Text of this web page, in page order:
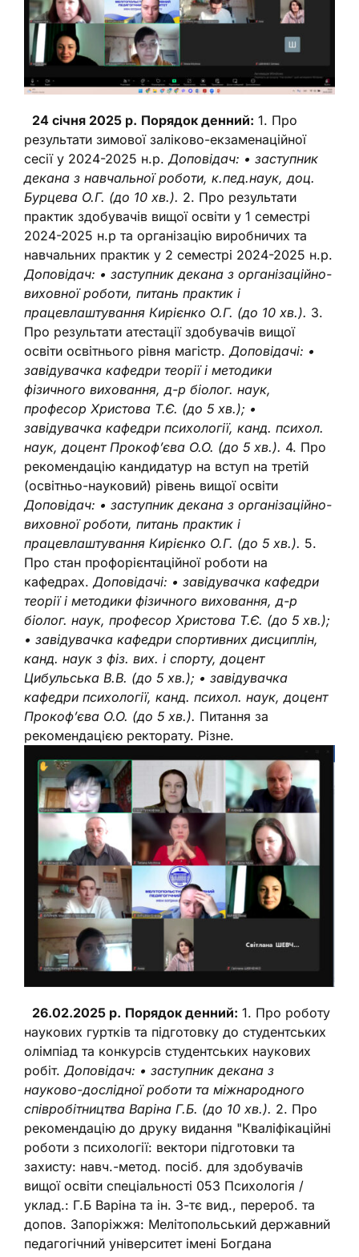
24 січня 2025 р. Порядок денний: 1. Про
результати зимової заліково-екзаменаційної
сесії у 2024-2025 н.р. Доповідач: • заступник
декана з навчальної роботи, к.пед.наук, доц.
Бурцева О.Г. (до 10 хв.). 2. Про результати
практик здобувачів вищої освіти у 1 семестрі
2024-2025 н.р та організацію виробничих та
навчальних практик у 2 семестрі 2024-2025 н.р.
Доповідач: • заступник декана з організаційно-
виховної роботи, питань практик і
працевлаштування Кирієнко О.Г. (до 10 хв.). 3.
Про результати атестації здобувачів вищої
освіти освітнього рівня магістр. Доповідачі: •
завідувачка кафедри теорії і методики
фізичного виховання, д-р біолог. наук,
професор Христова Т.Є. (до 5 хв.); •
завідувачка кафедри психології, канд. психол.
наук, доцент Прокоф’єва О.О. (до 5 хв.). 4. Про
рекомендацію кандидатур на вступ на третій
(освітньо-науковий) рівень вищої освіти
Доповідач: • заступник декана з організаційно-
виховної роботи, питань практик і
працевлаштування Кирієнко О.Г. (до 5 хв.). 5.
Про стан профорієнтаційної роботи на
кафедрах. Доповідачі: • завідувачка кафедри
теорії і методики фізичного виховання, д-р
біолог. наук, професор Христова Т.Є. (до 5 хв.);
• завідувачка кафедри спортивних дисциплін,
канд. наук з фіз. вих. і спорту, доцент
Цибульська В.В. (до 5 хв.); • завідувачка
кафедри психології, канд. психол. наук, доцент
Прокоф’єва О.О. (до 5 хв.). Питання за
рекомендацією ректорату. Різне.
26.02.2025 р. Порядок денний: 1. Про роботу
наукових гуртків та підготовку до студентських
олімпіад та конкурсів студентських наукових
робіт. Доповідач: • заступник декана з
науково-дослідної роботи та міжнародного
співробітництва Варіна Г.Б. (до 10 хв.). 2. Про
рекомендацію до друку видання "Кваліфікаційні
роботи з психології: вектори підготовки та
захисту: навч.-метод. посіб. для здобувачів
вищої освіти спеціальності 053 Психологія /
уклад.: Г.Б Варіна та ін. 3-тє вид., перероб. та
допов. Запоріжжя: Мелітопольський державний
педагогічний університет імені Богдана